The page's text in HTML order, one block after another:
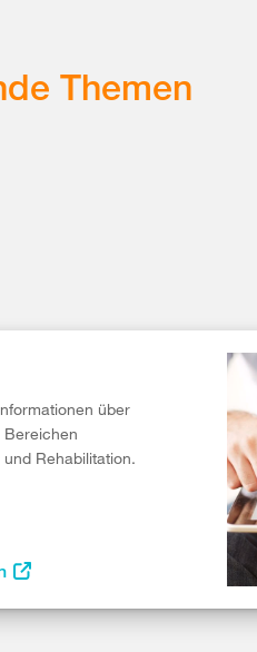
Themen
über
Bereichen
Rehabilitation.